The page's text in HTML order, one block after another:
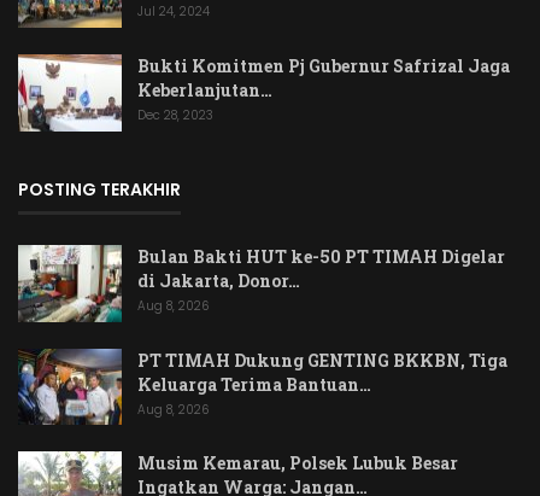
Jul 24, 2024
Bukti Komitmen Pj Gubernur Safrizal Jaga
Keberlanjutan…
Dec 28, 2023
POSTING TERAKHIR
Bulan Bakti HUT ke-50 PT TIMAH Digelar
di Jakarta, Donor…
Aug 8, 2026
PT TIMAH Dukung GENTING BKKBN, Tiga
Keluarga Terima Bantuan…
Aug 8, 2026
Musim Kemarau, Polsek Lubuk Besar
Ingatkan Warga: Jangan…